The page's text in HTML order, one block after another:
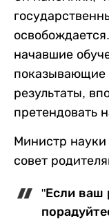
начавшие
показывающие
результаты,
претендовать
Министр
совет
"Если ваш